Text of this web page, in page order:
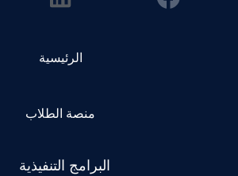
الرئيسية
منصة الطلاب
البرامج التنفيذية